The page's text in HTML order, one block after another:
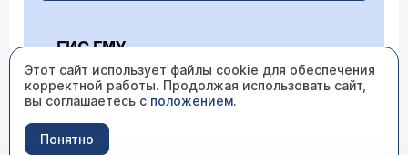
ГИС ГМУ
Перейти
Этот сайт использует файлы cookie для обеспечения
корректной работы. Продолжая использовать сайт,
вы соглашаетесь с положением.
Понятно